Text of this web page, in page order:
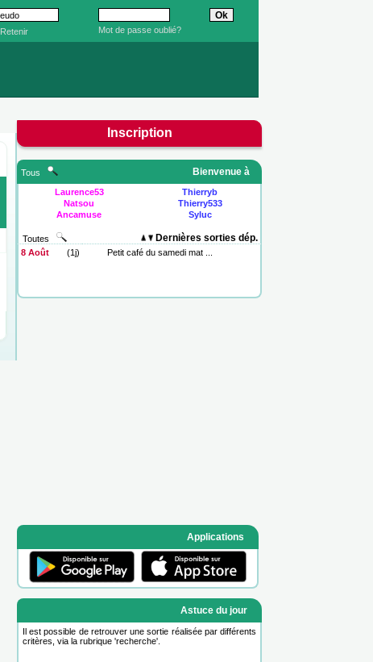
Retenir Mot de passe oublié?
Inscription
Tous Bienvenue à
Laurence53
Thierryb
Natsou
Thierry533
Ancamuse
Syluc
Toutes Dernières sorties dép.
8 Août (1j) Petit café du samedi mat ...
Applications
Astuce du jour
Il est possible de retrouver une sortie réalisée par différents
critères, via la rubrique 'recherche'.